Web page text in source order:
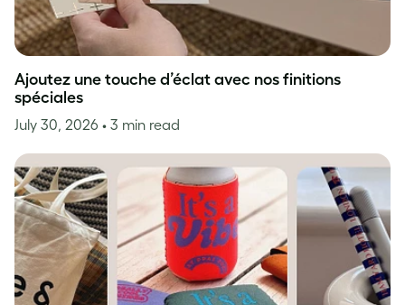
Ajoutez une touche d’éclat avec nos finitions
spéciales
July 30, 2026 • 3 min read